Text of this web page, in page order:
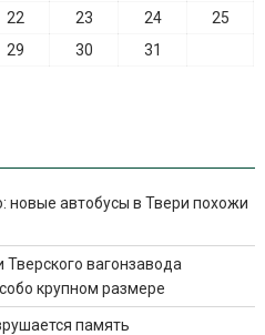
22 23 24
25
29 30
31
новые автобусы в Твери похожи
Тверского вагонзавода
крупном размере
память